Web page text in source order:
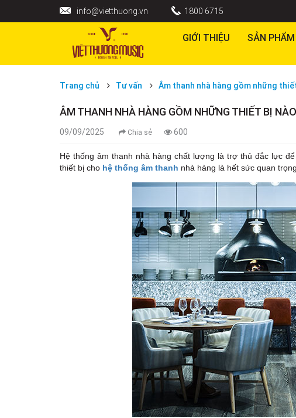
info@vietthuong.vn 1800 6715
GIỚI THIỆU SẢN PHẨM
Trang chủ Tư vấn Âm thanh nhà hàng gồm những
ÂM THANH NHÀ HÀNG GỒM NHỮNG THIẾT BỊ
09/09/2025 Chia sẻ 600
Hệ thống âm thanh nhà hàng chất lượng là trợ thủ đắc lực
thiết bị cho hệ thống âm thanh nhà hàng là hết sức quan